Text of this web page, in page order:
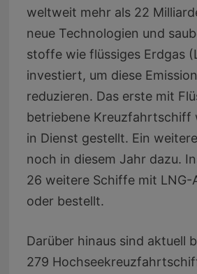
weltweit mehr als 22
neue Technologien und
stoffe wie flüssiges Erdgas
investiert, um diese
reduzieren. Das erste mit
betriebene Kreuzfahrtschiff
in Dienst gestellt. Ein
noch in diesem Jahr dazu.
26 weitere Schiffe mit LNG-
oder bestellt.
Darüber hinaus sind aktuell
279